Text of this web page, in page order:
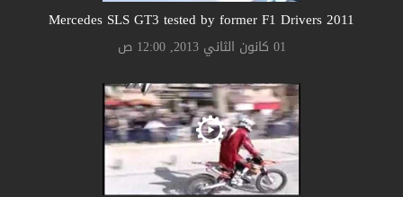
2011 Mercedes SLS GT3 tested by former F1 Drivers
01 كانون الثاني 2013, 12:00 ص